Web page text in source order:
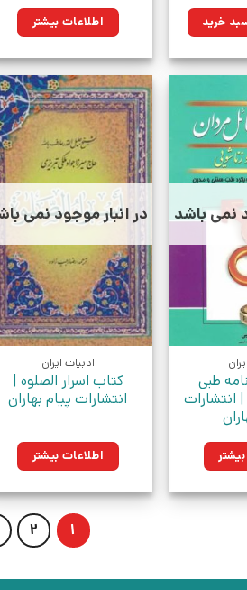
۵۹,۵۸۵تومان.خرید اطلاعات بیشتر
نمی باشد
طبی
انتشارات
در انبار موجود نمی
ادبیات ایران
کتاب اسرار الصلوه |
انتشارات پیام بهاران
اطلاعات بیشتر
1
2